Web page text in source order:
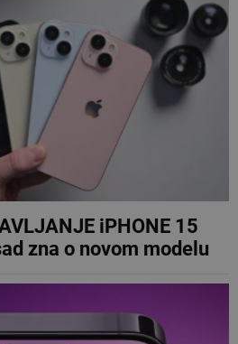
iPHONE 15
zna o novom modelu